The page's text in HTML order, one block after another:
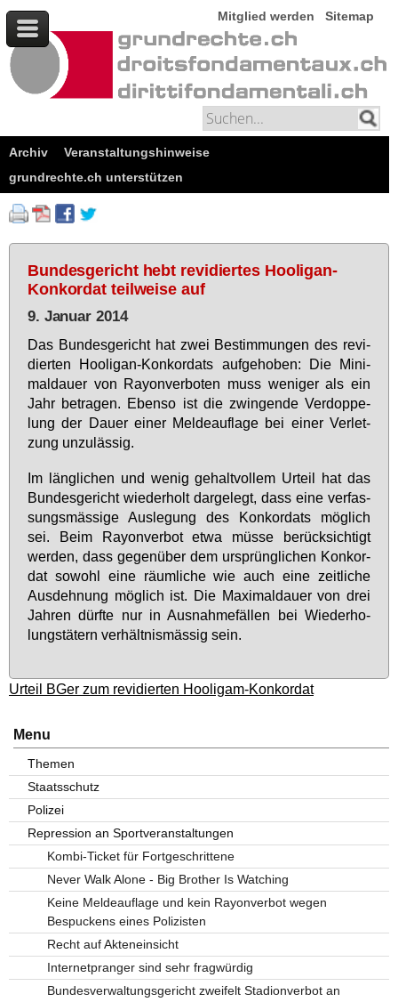
Mitglied werden Sitemap
Archiv
Veranstaltungshinweise
grundrechte.ch unterstützen
Bundesgericht hebt revidiertes Hooligan-
Konkordat teilweise auf
9. Januar 2014
Das Bun­des­ge­richt hat zwei Be­stim­mun­gen des re­vi­
dier­ten Hoo­li­gan-Kon­kor­dats auf­ge­ho­ben: Die Mi­ni­
mal­dau­er von Rayon­ver­bo­ten muss we­ni­ger als ein
Jahr be­tra­gen. Eben­so ist die zwin­gen­de Ver­dop­pe­
lung der Dau­er ei­ner Mel­de­auf­la­ge bei ei­ner Ver­let­
zung un­zu­läs­sig.
Im läng­li­chen und we­nig ge­halt­vol­lem Ur­teil hat das
Bun­des­ge­richt wie­der­holt dar­ge­legt, dass ei­ne ver­fas­
sungs­mäs­si­ge Aus­le­gung des Kon­kor­dats mög­lich
sei. Beim Rayon­ver­bot et­wa müs­se be­rück­sich­tigt
wer­den, dass ge­gen­über dem ur­sprüng­li­chen Kon­kor­
dat so­wohl ei­ne räum­li­che wie auch ei­ne zeit­li­che
Aus­deh­nung mög­lich ist. Die Ma­xi­mal­dau­er von drei
Jah­ren dürf­te nur in Aus­nah­me­fäl­len bei Wie­der­ho­
lungs­tä­tern ver­hält­nis­mäs­sig sein.
Urteil BGer zum revidierten Hooligam-Konkordat
Menu
Themen
Staatsschutz
Polizei
Repression an Sportveranstaltungen
Kombi-Ticket für Fortgeschrittene
Never Walk Alone - Big Brother Is Watching
Keine Meldeauflage und kein Rayonverbot wegen
Bespuckens eines Polizisten
Recht auf Akteneinsicht
Internetpranger sind sehr fragwürdig
Bundesverwaltungsgericht zweifelt Stadionverbot an